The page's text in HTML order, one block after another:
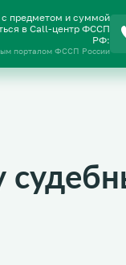
предметом и суммой
в Call-центр ФССП
РФ:
порталом ФССП России